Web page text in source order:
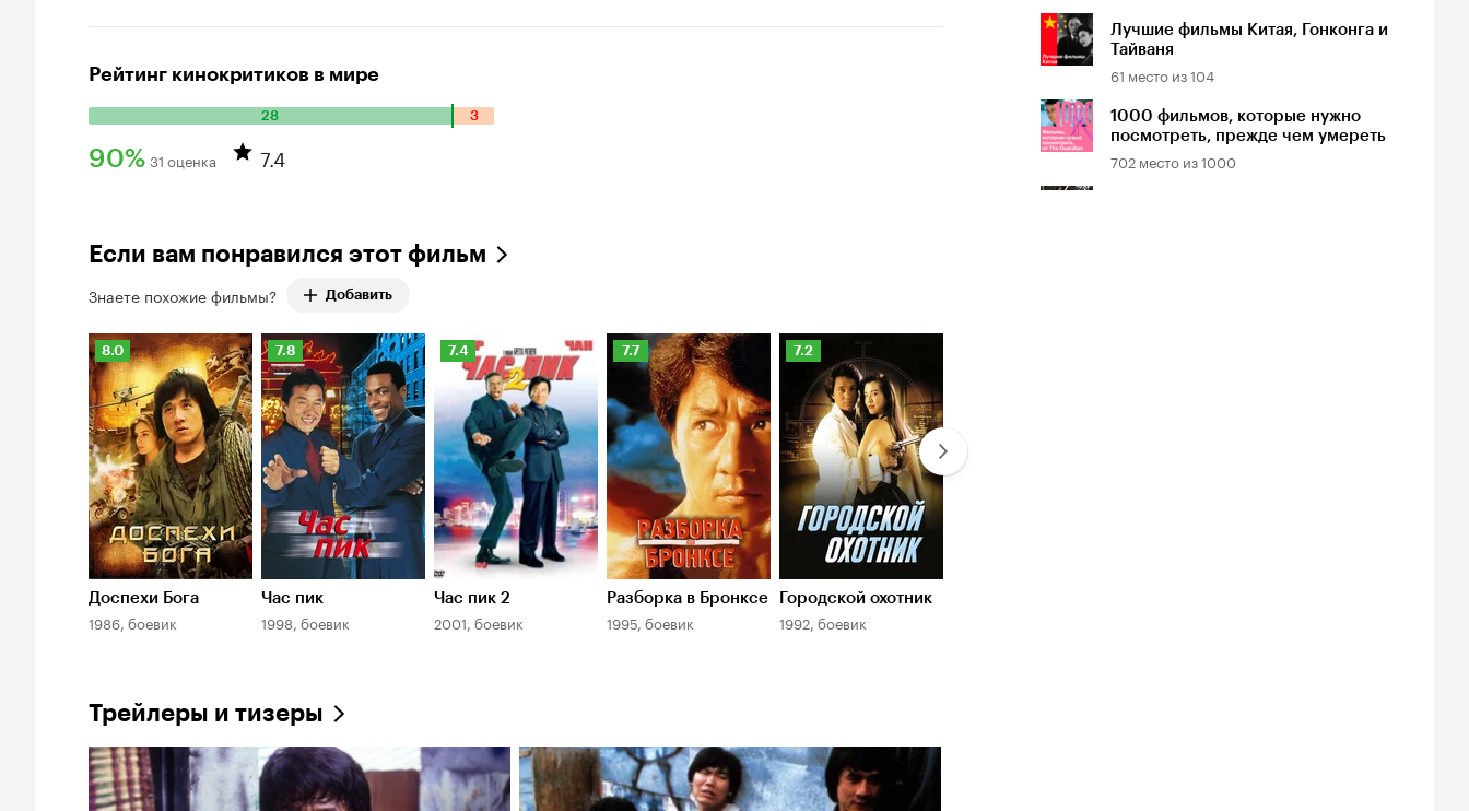
Рейтинг кинокритиков в мире
28 3
Количество положительных оценок: 28. Количество отрицательных оценок: 3.
90% 31 оценка 7.4
Если вам понравился этот фильм
Знаете похожие фильмы? Добавить
Рейтинг
Кинопоиска
8.0
8.0
Доспехи Бога
1986, боевик
Рейтинг
Кинопоиска
7.8
7.8
Час пик
1998, боевик
Рейтинг
Кинопоиска
7.4
Час пик 2
2001, боевик
Рейтинг
Кинопоиска
7.7
Разборка в Бронксе
1995, боевик
Рейтинг
Кинопоиска
7.2
7.2
Городской охотник
1992, боевик
Трейлеры и тизеры
Лучшие фильмы Китая, Гонконга и
Тайваня
61 место из104
1000 фильмов, которые нужно
посмотреть, прежде чем умереть
702 место из1000